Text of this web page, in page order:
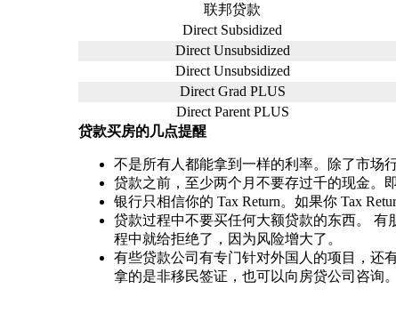
联邦贷款
Direct Subsidized
Direct Unsubsidized
Direct Unsubsidized
Direct Grad PLUS
Direct Parent PLUS
贷款买房的几点提醒
不是所有人都能拿到一样的利率。除了市场
贷款之前，至少两个月不要存过千的现金。
银行只相信你的 Tax Return。如果你 Tax
贷款过程中不要买任何大额贷款的东西。 有
程中就给拒绝了，因为风险增大了。
有些贷款公司有专门针对外国人的项目，还
拿的是非移民签证，也可以向房贷公司咨询。